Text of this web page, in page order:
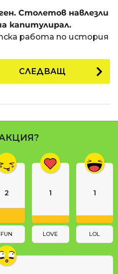
Столетов навлезли
капитулирал.
работа по история
СЛЕДВАЩ
2
FUN
1
LOVE
1
LOL